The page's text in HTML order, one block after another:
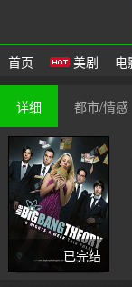
首页 美剧 电
详细 都市/情感
已完结